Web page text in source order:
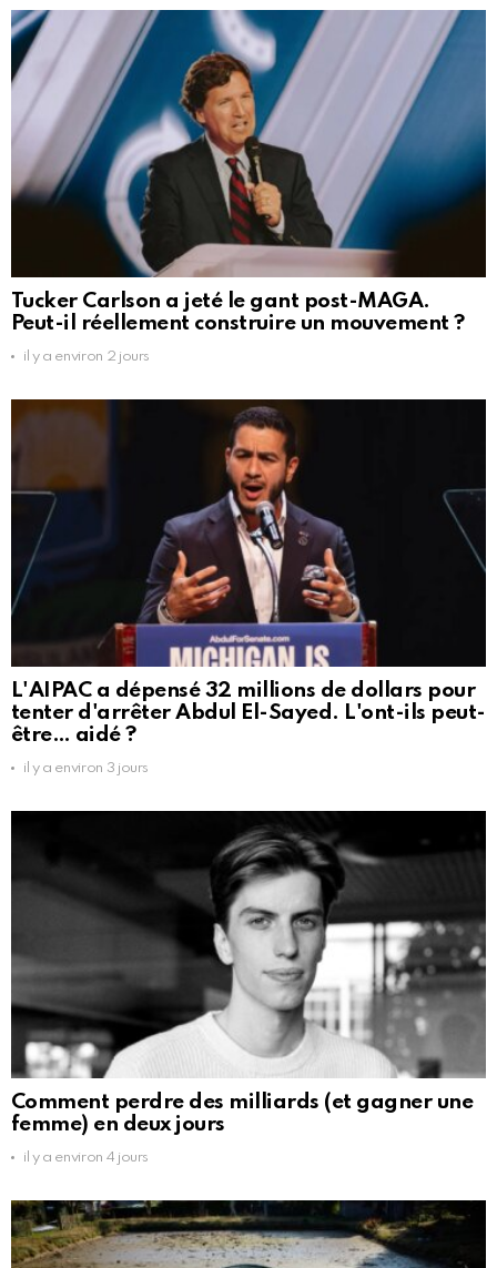
Tucker Carlson a jeté le gant post-MAGA.
Peut-il réellement construire un mouvement ?
il y a environ 2 jours
L'AIPAC a dépensé 32 millions de dollars pour
tenter d'arrêter Abdul El-Sayed. L'ont-ils peut-
être… aidé ?
il y a environ 3 jours
Comment perdre des milliards (et gagner une
femme) en deux jours
il y a environ 4 jours